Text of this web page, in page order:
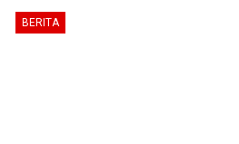
BERITA